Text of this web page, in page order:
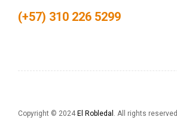
(+57) 310 226 5299
Copyright © 2024 El Robledal . All rights reserved.